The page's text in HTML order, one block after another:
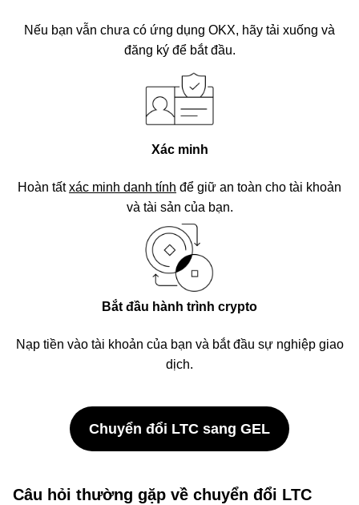
Nếu bạn vẫn chưa có ứng dụng OKX, hãy tải xuống và
đăng ký để bắt đầu.
Xác minh
Hoàn tấtxác minh danh tính để giữ an toàn cho tài khoản
và tài sản của bạn.
Bắt đầu hành trình crypto
Nạp tiền vào tài khoản của bạn và bắt đầu sự nghiệp giao
dịch.
Chuyển đổi LTC sang GEL
Câu hỏi thường gặp về chuyển đổi LTC